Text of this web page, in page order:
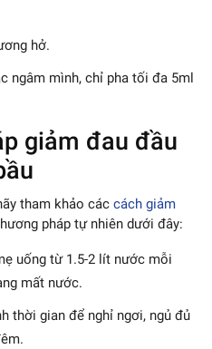
hở.
ngâm mình, chỉ pha tối đa 5ml
giảm đau đầu
tham khảo các cách giảm
pháp tự nhiên dưới đây:
uống từ 1.5-2 lít nước mỗi
mất nước.
thời gian để nghỉ ngơi, ngủ đủ